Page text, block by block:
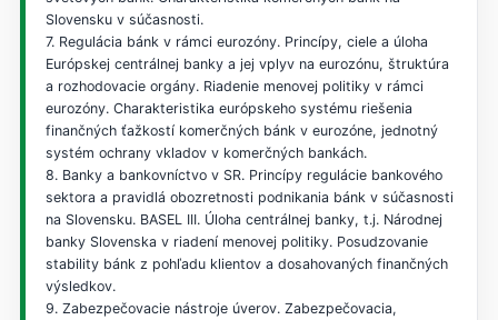
Slovensku v súčasnosti.
7. Regulácia bánk v rámci eurozóny. Princípy, ciele a úloha
Európskej centrálnej banky a jej vplyv na eurozónu, štruktúra
a rozhodovacie orgány. Riadenie menovej politiky v rámci
eurozóny. Charakteristika európskeho systému riešenia
finančných ťažkostí komerčných bánk v eurozóne, jednotný
systém ochrany vkladov v komerčných bankách.
8. Banky a bankovníctvo v SR. Princípy regulácie bankového
sektora a pravidlá obozretnosti podnikania bánk v súčasnosti
na Slovensku. BASEL III. Úloha centrálnej banky, t.j. Národnej
banky Slovenska v riadení menovej politiky. Posudzovanie
stability bánk z pohľadu klientov a dosahovaných finančných
výsledkov.
9. Zabezpečovacie nástroje úverov. Zabezpečovacia,